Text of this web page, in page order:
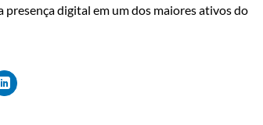
digital em um dos maiores ativos do